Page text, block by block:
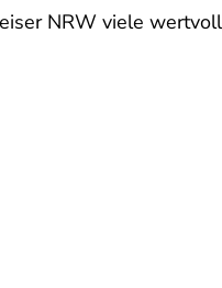
NRW viele